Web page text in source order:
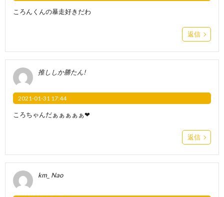
ころんくんの暴走好きだわ
返信
推ししか勝たん!
2021-01-31 17:44
ころちゃんだぁぁぁぁぁ❤
返信
km_ Nao